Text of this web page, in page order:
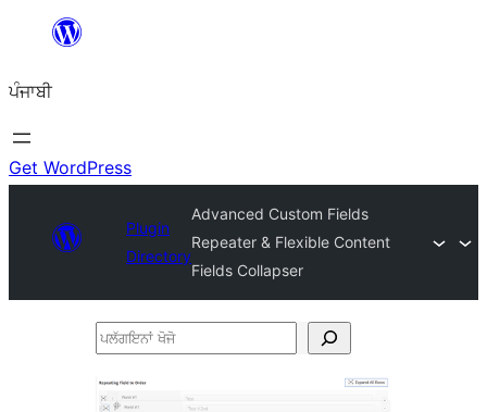
'ਤੇ
ਜਾਓ
ਪੰਜਾਬੀ
Get WordPress
Plugin
Directory
Advanced Custom Fields
Repeater & Flexible Content
Fields Collapser
ਪਲੱਗਇਨਾਂ